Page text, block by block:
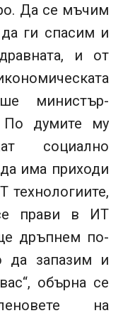
Да се мъчим
ги спасим и
и от
министър-
По думите му
социално
има приходи
технологиите,
прави в ИТ
дръпнем по-
да запазим и
обърна се
на